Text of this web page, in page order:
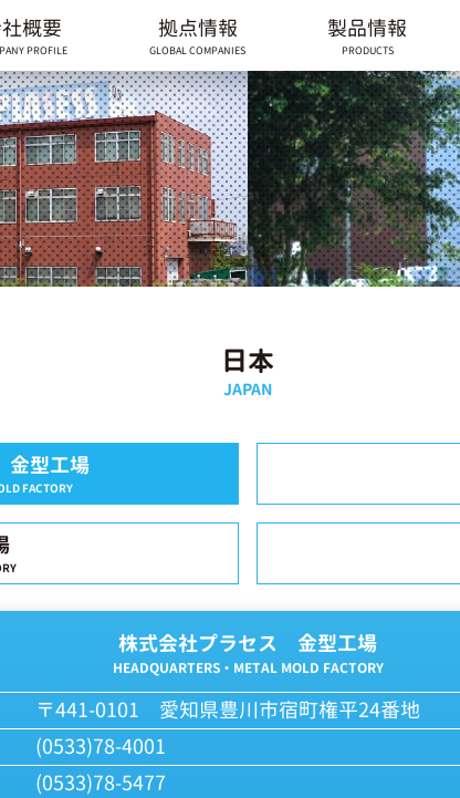
概要
PROFILE
拠点情報
GLOBAL COMPANIES
製品情報
PRODUCTS
日本
JAPAN
型工場
FACTORY
株式会社プラセス 金型工場
HEADQUARTERS・METAL MOLD FACTORY
〒441-0101 愛知県豊川市宿町権平24番地
(0533)78-4001
(0533)78-5477